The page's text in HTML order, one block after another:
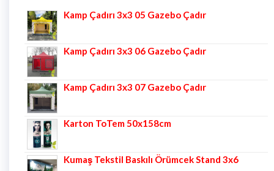
Kamp Çadırı 3x3 05 Gazebo Çadır
Kamp Çadırı 3x3 06 Gazebo Çadır
Kamp Çadırı 3x3 07 Gazebo Çadır
Karton ToTem 50x158cm
Kumaş Tekstil Baskılı Örümcek Stand 3x6